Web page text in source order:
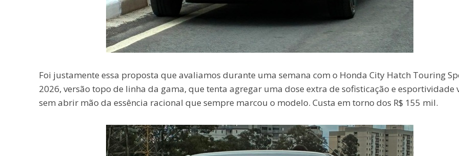
Foi justamente essa proposta que avaliamos durante uma semana com o Honda City Hatch Touring
2026, versão topo de linha da gama, que tenta agregar uma dose extra de sofisticação e esportividade
sem abrir mão da essência racional que sempre marcou o modelo. Custa em torno dos R$ 155 mil.